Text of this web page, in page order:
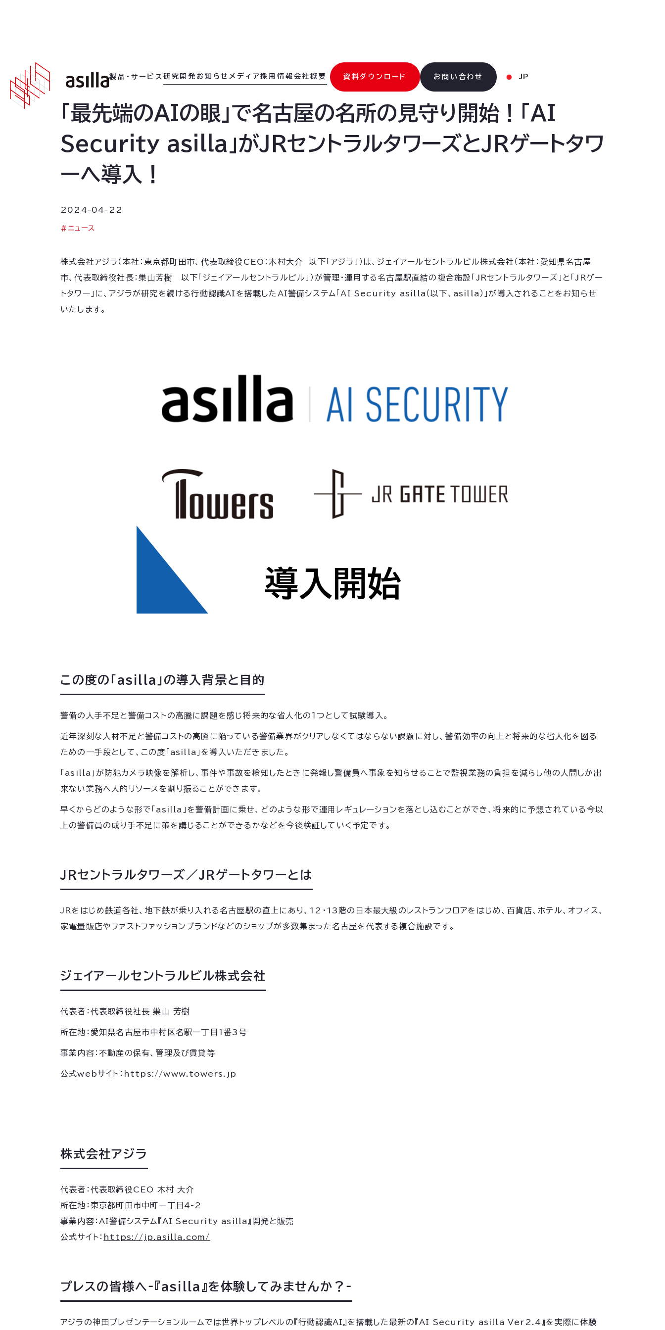
製品・サービス 研究開発 お知らせ メディア採用情報 会社概要 資料ダウンロード お問い合わせ JP
2024. 04.22
「最先端のAIの眼」で名古屋の名所の見守り開始！「AI
Security asilla」がJRセントラルタワーズとJRゲートタワ
ーへ導入！
2024-04-22
#ニュース
株式会社アジラ（本社：東京都町田市、代表取締役CEO：木村大介 以下「アジラ」）は、ジェイアールセントラルビル株式会社（本社：愛知県名古屋
市、代表取締役社長：巣山芳樹 以下「ジェイアールセントラルビル」）が管理・運用する名古屋駅直結の複合施設「JRセントラルタワーズ」と「JRゲー
トタワー」に、アジラが研究を続ける行動認識AIを搭載したAI警備システム「AI Security asilla（以下、asilla）」が導入されることをお知らせ
いたします。
この度の「asilla」の導入背景と目的
警備の人手不足と警備コストの高騰に課題を感じ将来的な省人化の１つとして試験導入。
近年深刻な人材不足と警備コストの高騰に陥っている警備業界がクリアしなくてはならない課題に対し、警備効率の向上と将来的な省人化を図る
ための一手段として、この度「asilla」を導入いただきました。
「asilla」が防犯カメラ映像を解析し、事件や事故を検知したときに発報し警備員へ事象を知らせることで監視業務の負担を減らし他の人間しか出
来ない業務へ人的リソースを割り振ることができます。
早くからどのような形で「asilla」を警備計画に乗せ、どのような形で運用レギュレーションを落とし込むことができ、将来的に予想されている今以
上の警備員の成り手不足に策を講じることができるかなどを今後検証していく予定です。
JRセントラルタワーズ／JRゲートタワーとは
JRをはじめ鉄道各社、地下鉄が乗り入れる名古屋駅の直上にあり、12・13階の日本最大級のレストランフロアをはじめ、百貨店、ホテル、オフィス、
家電量販店やファストファッションブランドなどのショップが多数集まった名古屋を代表する複合施設です。
ジェイアールセントラルビル株式会社
代表者：代表取締役社長 巣山 芳樹
所在地：愛知県名古屋市中村区名駅一丁目1番3号
事業内容：不動産の保有、管理及び賃貸等
公式webサイト：https://www.towers.jp
株式会社アジラ
代表者：代表取締役CEO 木村 大介
所在地：東京都町田市中町一丁目4-2
事業内容：AI警備システム『AI Security asilla』開発と販売
公式サイト： https://jp.asilla.com/
プレスの皆様へ‐『asilla』を体験してみませんか？‐
アジラの神田プレゼンテーションルームでは世界トップレベルの『行動認識AI』を搭載した最新の『AI Security asilla Ver2.4』を実際に体験